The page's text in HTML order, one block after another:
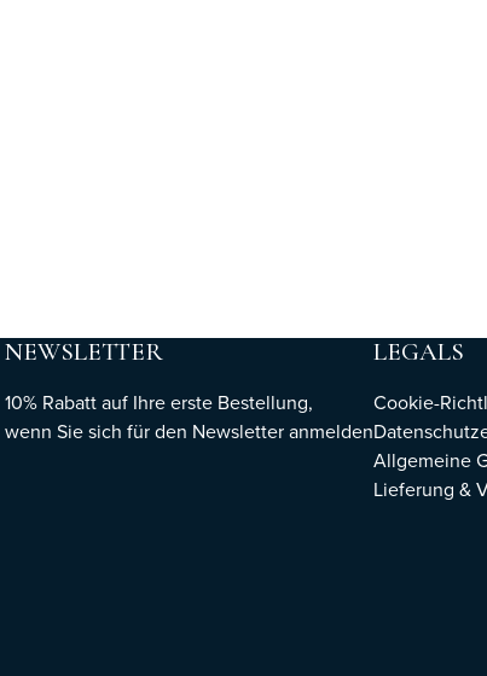
NEWSLETTER
10% Rabatt auf Ihre erste Bestellung,
wenn Sie sich für den Newsletteranmelden
LEGALS
Cookie-
Allgemeine
Lieferung &